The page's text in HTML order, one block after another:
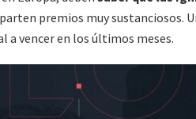
premios muy sustanciosos.
a vencer en los últimos meses.